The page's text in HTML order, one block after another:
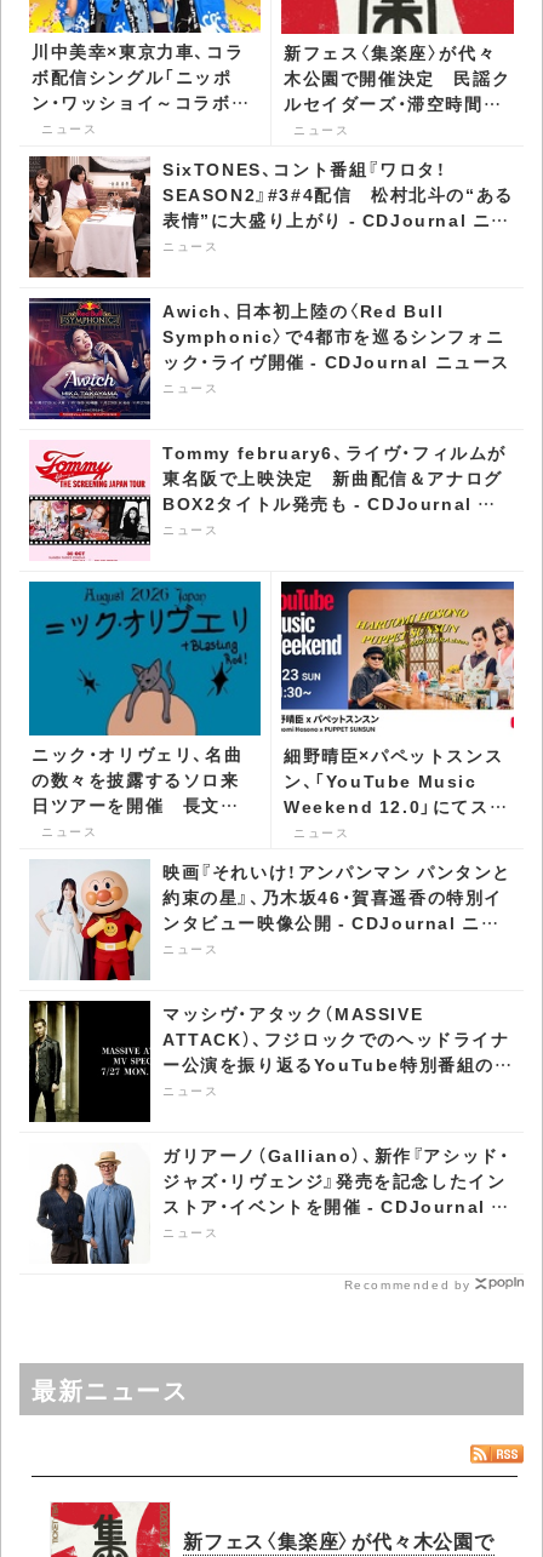
川中美幸×東京力車、コラ
ボ配信シングル「ニッポ
ン・ワッショイ～コラボバ
ージョン～」発表 MVも
公開 - CDJournal ニュー
ス
ニュース
新フェス〈集楽座〉が代々
木公園で開催決定 民謡ク
ルセイダーズ・滞空時間ら
第1弾出演者が発表 -
ニュース
SixTONES、コント番組『ワロタ！
SEASON2』#3#4配信 松村北斗の“ある
表情”に大盛り上がり - CDJournal ニュ
ース
ニュース
Awich、日本初上陸の〈Red Bull
Symphonic〉で4都市を巡るシンフォニ
ック・ライヴ開催 - CDJournal ニュース
ニュース
Tommy february6、ライヴ・フィルムが
東名阪で上映決定 新曲配信＆アナログ
BOX2タイトル発売も - CDJournal ニ
ュース
ニュース
ニック・オリヴェリ、名曲
の数々を披露するソロ来
日ツアーを開催 長文コ
メントが到着 -
CDJournal ニュース
ニュース
細野晴臣×パペットスンス
ン、「YouTube Music
Weekend 12.0」にてスペ
シャルトークが実現 -
ニュース
映画『それいけ！アンパンマン パンタンと
約束の星』、乃木坂46・賀喜遥香の特別イ
ンタビュー映像公開 - CDJournal ニュ
ース
ニュース
マッシヴ・アタック（MASSIVE
ATTACK）、フジロックでのヘッドライナ
ー公演を振り返るYouTube特別番組の配
信が決定 - CDJournal ニュース
ニュース
ガリアーノ（Galliano）、新作『アシッド・
ジャズ・リヴェンジ』発売を記念したイン
ストア・イベントを開催 - CDJournal ニ
ュース
ニュース
Recommended by
最新ニュース
新フェス〈集楽座〉が代々木公園で